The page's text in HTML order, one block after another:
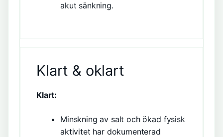
akut sänkning.
Klart & oklart
Klart:
Minskning av salt och ökad fysisk
aktivitet har dokumenterad